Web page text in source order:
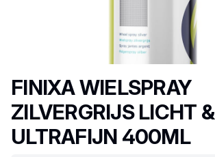
Productnaam
FINIXA WIELSPRAY
ZILVERGRIJS LICHT &
ULTRAFIJN 400ML